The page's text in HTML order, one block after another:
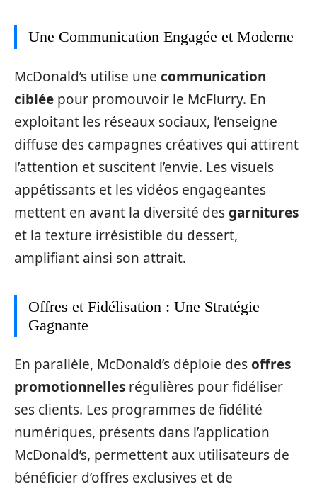
Une Communication Engagée et Moderne
McDonald’s utilise une communication
ciblée pour promouvoir le McFlurry. En
exploitant les réseaux sociaux, l’enseigne
diffuse des campagnes créatives qui attirent
l’attention et suscitent l’envie. Les visuels
appétissants et les vidéos engageantes
mettent en avant la diversité desgarnitures
et la texture irrésistible du dessert,
amplifiant ainsi son attrait.
Offres et Fidélisation : Une Stratégie
Gagnante
En parallèle, McDonald’s déploie desoffres
promotionnelles régulières pour fidéliser
ses clients. Les programmes de fidélité
numériques, présents dans l’application
McDonald’s, permettent aux utilisateurs de
bénéficier d’offres exclusives et de